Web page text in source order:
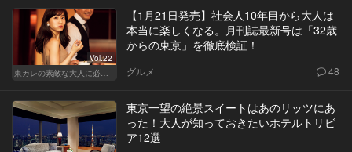
Vol.22
東カレの素敵な大人に必要なこと
【1月21日発売】社会人10年目から大人は
本当に楽しくなる。月刊誌最新号は「32歳
からの東京」を徹底検証！
グルメ 48
東京一望の絶景スイートはあのリッツにあ
った！大人が知っておきたいホテルトリビ
ア12選